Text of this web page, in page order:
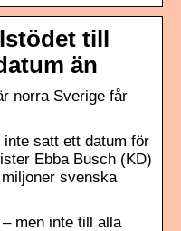
till
än
norra Sverige får
satt ett datum för
Ebba Busch (KD)
svenska
men inte till alla